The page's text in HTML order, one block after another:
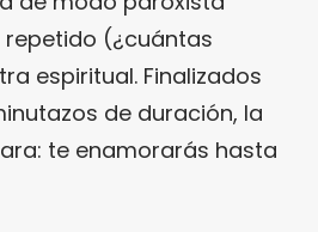
(¿cuántas
espiritual. Finalizados
de duración, la
te enamorarás hasta